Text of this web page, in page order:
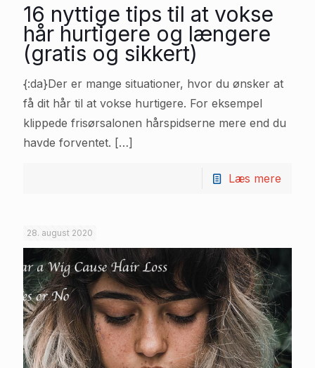
16 nyttige tips til at vokse
hår hurtigere og længere
(gratis og sikkert)
{:da}Der er mange situationer, hvor du ønsker at
få dit hår til at vokse hurtigere. For eksempel
klippede frisørsalonen hårspidserne mere end du
havde forventet. […]
Læs mere
28. august 2020